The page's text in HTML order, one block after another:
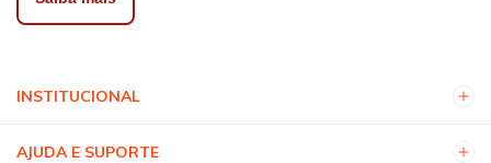
INSTITUCIONAL
AJUDA E SUPORTE